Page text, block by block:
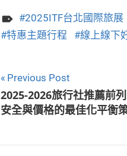
2025ITF台北國際旅展
特惠主題行程
線上線下
文
章
覽
Previous Post
2025-2026旅行社推薦前
安全與價格的最佳化平衡